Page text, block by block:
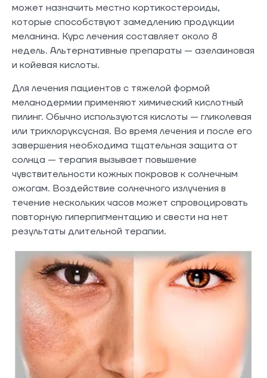
может назначить местно кортикостероиды,
которые способствуют замедлению продукции
меланина. Курс лечения составляет около 8
недель. Альтернативные препараты — азелаиновая
и койевая кислоты.
Для лечения пациентов с тяжелой формой
меланодермии применяют химический кислотный
пилинг. Обычно используются кислоты — гликолевая
или трихлоруксусная. Во время лечения и после его
завершения необходима тщательная защита от
солнца — терапия вызывает повышение
чувствительности кожных покровов к солнечным
ожогам. Воздействие солнечного излучения в
течение нескольких часов может спровоцировать
повторную гиперпигментацию и свести на нет
результаты длительной терапии.